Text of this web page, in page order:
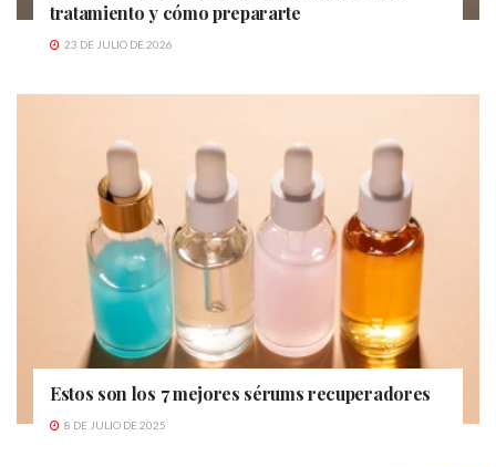
tratamiento y cómo prepararte
23 DE JULIO DE 2026
Estos son los 7 mejores sérums recuperadores
8 DE JULIO DE 2025